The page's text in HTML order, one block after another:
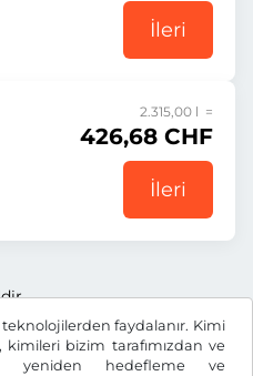
faydalanır. Kimi
bizim tarafımızdan ve
yeniden hedefleme ve
İleri
2.315,00 l =
426,68 CHF
İleri